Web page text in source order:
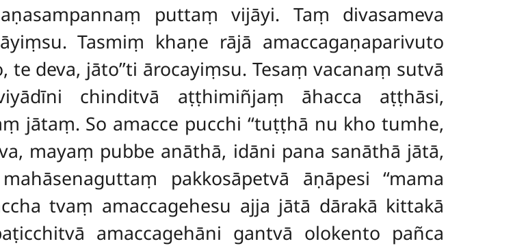
puttaṃ vijāyi. Taṃ divasameva
Tasmiṃ khaṇe rājā amaccagaṇaparivuto
te deva, jāto’’ti ārocayiṃsu. Tesaṃ vacanaṃ sutvā
chinditvā aṭṭhimiñjaṃ āhacca aṭṭhāsi,
jātaṃ. So amacce pucchi ‘‘tuṭṭhā nu kho tumhe,
mayaṃ pubbe anāthā, idāni pana sanāthā jātā,
pakkosāpetvā āṇāpesi ‘‘mama
tvaṃ amaccagehesu ajja jātā dārakā kittakā
amaccagehāni gantvā olokento pañca